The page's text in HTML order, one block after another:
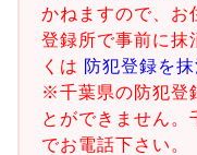
かねますので、お
登録所で事前に抹
くは 防犯登録を
※千葉県の防犯登
とができません。
でお電話下さい。